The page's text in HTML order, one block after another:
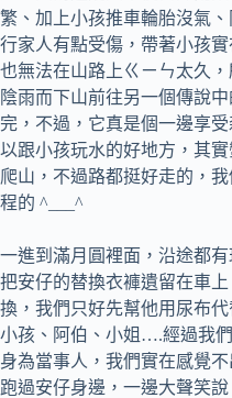
繁、加上小孩推車輪胎沒氣、
行家人有點受傷，帶著小孩實
也無法在山路上ㄍㄧㄣ太久
陰雨而下山前往另一個傳說
完，不過，它真是個一邊享
以跟小孩玩水的好地方，其
爬山，不過路都挺好走的，
程的 ^___^
一進到滿月圓裡面，沿途都
把安仔的替換衣褲遺留在車
換，我們只好先幫他用尿布
小孩、阿伯、小姐….經過我
身為當事人，我們實在感覺
跑過安仔身邊，一邊大聲笑